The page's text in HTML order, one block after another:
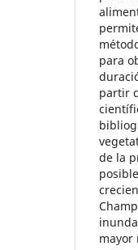
para
partir
de la
mayor